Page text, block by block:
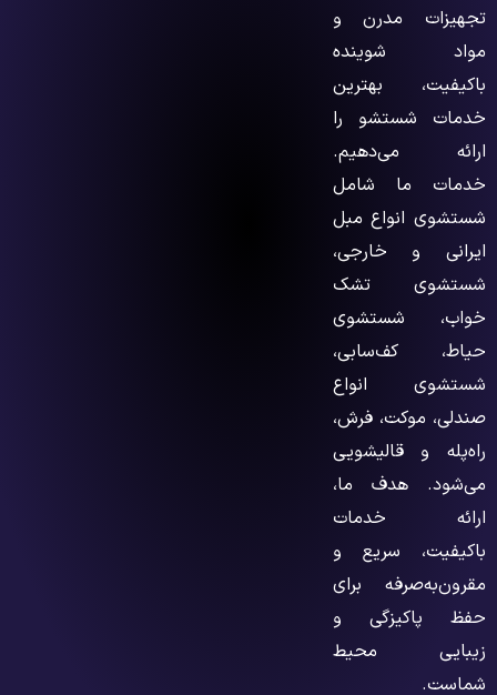
تجهیزات مدرن و
مواد شوینده
باکیفیت، بهترین
خدمات شستشو را
ارائه می‌دهیم.
خدمات ما شامل
شستشوی انواع مبل
ایرانی و خارجی،
شستشوی تشک
خواب، شستشوی
حیاط، کف‌سابی،
شستشوی انواع
صندلی، موکت، فرش،
راه‌پله و قالیشویی
می‌شود. هدف ما،
ارائه خدمات
باکیفیت، سریع و
مقرون‌به‌صرفه برای
حفظ پاکیزگی و
زیبایی محیط
شماست.